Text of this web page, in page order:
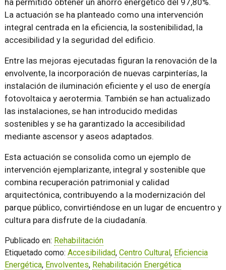
La actuación se ha planteado como una intervención
integral centrada en la eficiencia, la sostenibilidad, la
accesibilidad y la seguridad del edificio.
Entre las mejoras ejecutadas figuran la renovación de la
envolvente, la incorporación de nuevas carpinterías, la
instalación de iluminación eficiente y el uso de energía
fotovoltaica y aerotermia. También se han actualizado
las instalaciones, se han introducido medidas
sostenibles y se ha garantizado la accesibilidad
mediante ascensor y aseos adaptados.
Esta actuación se consolida como un ejemplo de
intervención ejemplarizante, integral y sostenible que
combina recuperación patrimonial y calidad
arquitectónica, contribuyendo a la modernización del
parque público, convirtiéndose en un lugar de encuentro y
cultura para disfrute de la ciudadanía.
Publicado en: Rehabilitación
Etiquetado como: Accesibilidad, Centro Cultural, Eficiencia
Energética, Envolventes, Rehabilitación Energética